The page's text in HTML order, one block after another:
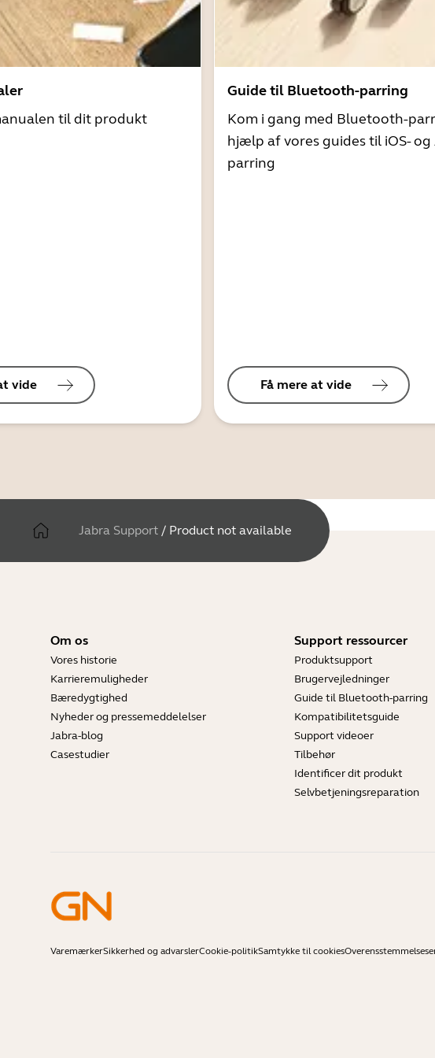
til dit produkt
vide
Guide til Bluetooth-parring
Kom i gang med Bluetooth-
hjælp af vores guides til iOS-
parring
Få mere at vide
Jabra Support / Product not available
Om os
Vores historie
Karrieremuligheder
Bæredygtighed
Nyheder og pressemeddelelser
Jabra-blog
Casestudier
Support ressourcer
Produktsupport
Brugervejledninger
Guide til Bluetooth-parring
Kompatibilitetsguide
Support videoer
Tilbehør
Identificer dit produkt
Selvbetjeningsreparation
VaremærkerSikkerhed og advarslerCookie-politikSamtykke til cookies